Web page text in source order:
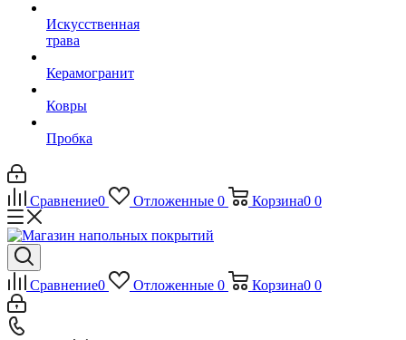
Искусственная
трава
Керамогранит
Ковры
Пробка
Сравнение0 Отложенные 0 Корзина0 0
Сравнение0 Отложенные 0 Корзина0 0